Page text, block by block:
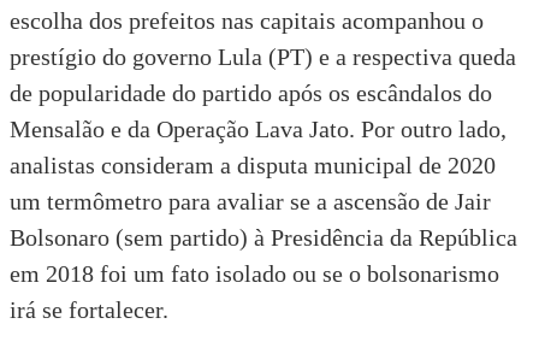
escolha dos prefeitos nas capitais acompanhou o
prestígio do governo Lula (PT) e a respectiva queda
de popularidade do partido após os escândalos do
Mensalão e da Operação Lava Jato. Por outro lado,
analistas consideram a disputa municipal de 2020
um termômetro para avaliar se a ascensão de Jair
Bolsonaro (sem partido) à Presidência da República
em 2018 foi um fato isolado ou se o bolsonarismo
irá se fortalecer.